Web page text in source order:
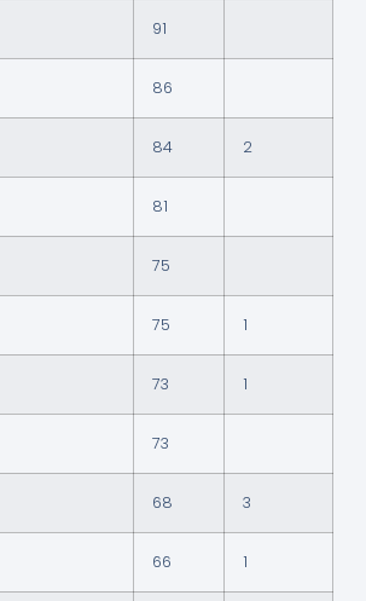
91
86
84 2
81
75
75 1
73 1
73
68 3
66 1